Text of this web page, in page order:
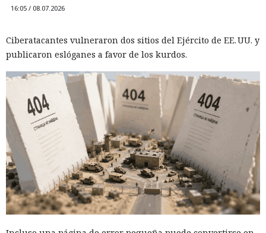
16:05 / 08.07.2026
Ciberatacantes vulneraron dos sitios del Ejército de EE. UU. y
publicaron eslóganes a favor de los kurdos.